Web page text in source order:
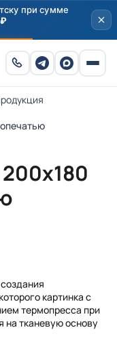
при сумме
картинка с
термопресса при
на тканевую основу